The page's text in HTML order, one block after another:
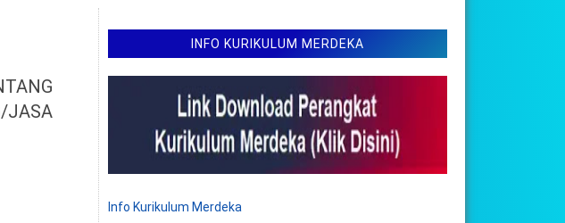
JASA
INFO KURIKULUM MERDEKA
Info Kurikulum Merdeka